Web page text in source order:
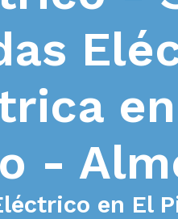
-
en El